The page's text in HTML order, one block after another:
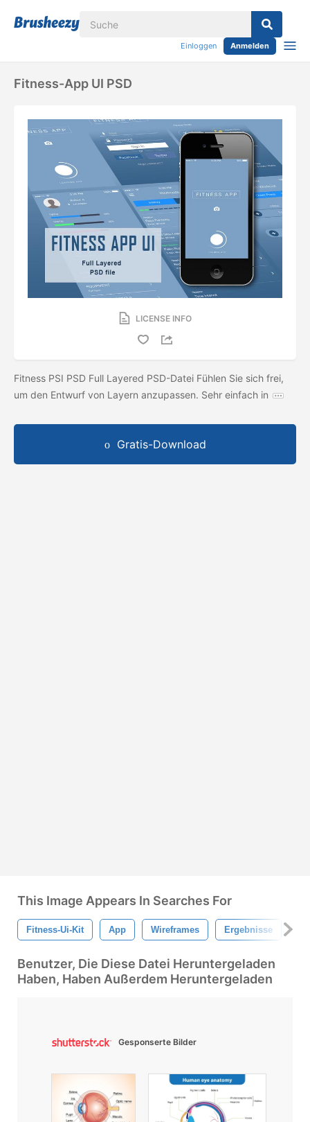
Einloggen Anmelden
Fitness-App UI PSD
LICENSE INFO
Fitness PSI PSD Full Layered PSD-Datei Fühlen Sie sich frei,
um den Entwurf von Layern anzupassen. Sehr einfach in
Gratis-Download
This Image Appears In Searches For
Fitness-Ui-Kit App Wireframes Ergebnisse
Benutzer, Die Diese Datei Heruntergeladen
Haben, Haben Außerdem Heruntergeladen
Gesponserte Bilder